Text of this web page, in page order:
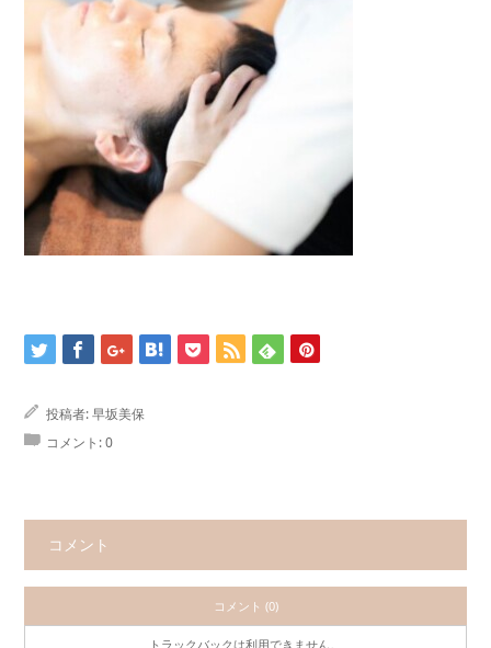
投稿者:早坂美保
コメント:0
コメント
コメント (0)
トラックバックは利用できません。